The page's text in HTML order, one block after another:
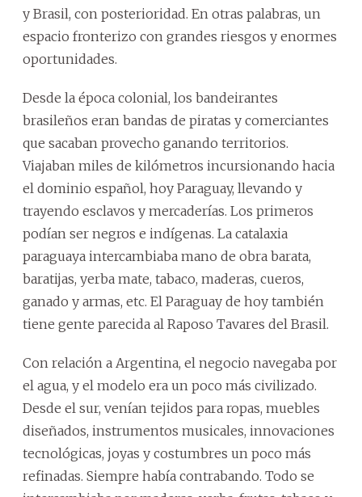
y Brasil, con posterioridad. En otras palabras, un
espacio fronterizo con grandes riesgos y enormes
oportunidades.
Desde la época colonial, los bandeirantes
brasileños eran bandas de piratas y comerciantes
que sacaban provecho ganando territorios.
Viajaban miles de kilómetros incursionando hacia
el dominio español, hoy Paraguay, llevando y
trayendo esclavos y mercaderías. Los primeros
podían ser negros e indígenas. La catalaxia
paraguaya intercambiaba mano de obra barata,
baratijas, yerba mate, tabaco, maderas, cueros,
ganado y armas, etc. El Paraguay de hoy también
tiene gente parecida al Raposo Tavares del Brasil.
Con relación a Argentina, el negocio navegaba por
el agua, y el modelo era un poco más civilizado.
Desde el sur, venían tejidos para ropas, muebles
diseñados, instrumentos musicales, innovaciones
tecnológicas, joyas y costumbres un poco más
refinadas. Siempre había contrabando. Todo se